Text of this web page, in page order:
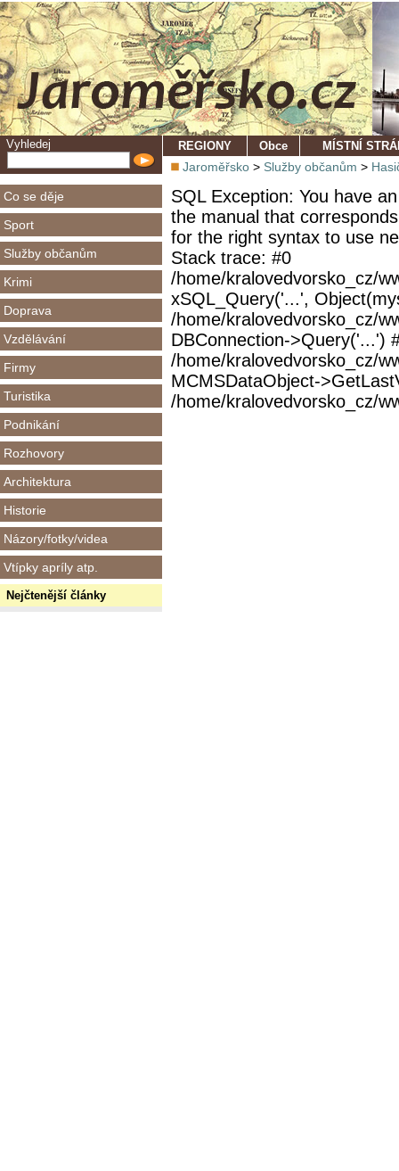
Vyhledej
Co se děje
Sport
Služby občanům
Krimi
Doprava
Vzdělávání
Firmy
Turistika
Podnikání
Rozhovory
Architektura
Historie
Názory/fotky/videa
Vtípky apríly atp.
Nejčtenější články
REGIONY Obce MÍSTNÍ
Jaroměřsko > Služby občanům >
SQL Exception: You have
the manual that
for the right syntax to use
Stack trace: #0
/home/kralovedvorsko_cz/
xSQL_Query('...',
/home/kralovedvorsko_cz/
DBConnection->Query('...')
/home/kralovedvorsko_cz/
MCMSDataObject-
/home/kralovedvorsko_cz/